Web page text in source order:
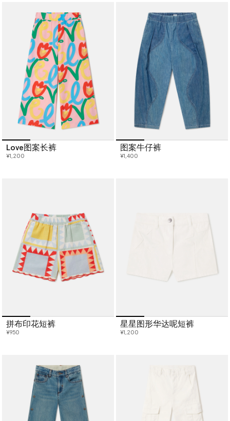
Love图案长裤
¥1,200
图案牛仔裤
¥1,400
拼布印花短裤
¥950
星星图形华达呢短裤
¥1,200